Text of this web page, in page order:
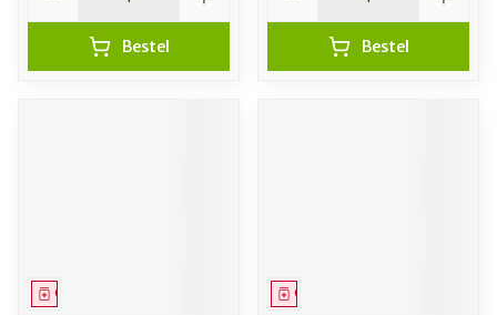
Bestel Bestel
Geneesmiddel Geneesmiddel